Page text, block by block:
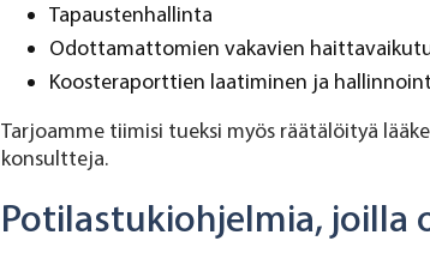
Tapaustenhallinta
Odottamattomien vakavien
Koosteraporttien laatiminen ja
Tarjoamme tiimisi tueksi myös räätälöityä
konsultteja.
Potilastukiohjelmia,